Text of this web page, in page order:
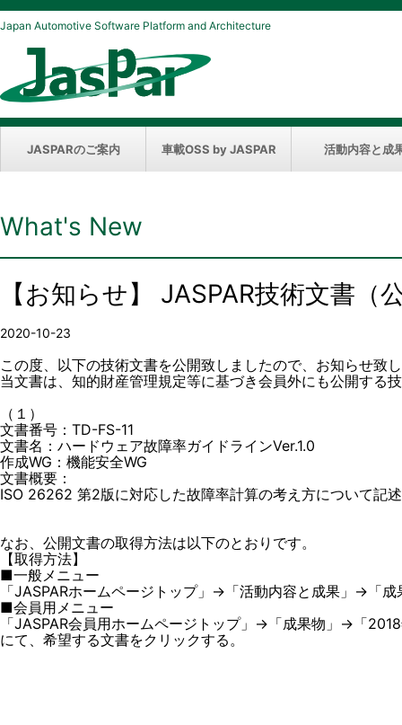
Japan Automotive Software Platform and Architecture
JASPARのご案内 車載OSS by JASPAR 活動内容と成
What's New
【お知らせ】 JASPAR技術文書
2020-10-23
この度、以下の技術文書を公開致しましたので、お知らせ致
当文書は、知的財産管理規定等に基づき会員外にも公開する
（１）
文書番号：TD-FS-11
文書名：ハードウェア故障率ガイドラインVer.1.0
作成WG：機能安全WG
文書概要：
ISO 26262 第2版に対応した故障率計算の考え方について記
なお、公開文書の取得方法は以下のとおりです。
【取得方法】
■一般メニュー
「JASPARホームページトップ」→「活動内容と成果」→「
■会員用メニュー
「JASPAR会員用ホームページトップ」→「成果物」→「
にて、希望する文書をクリックする。